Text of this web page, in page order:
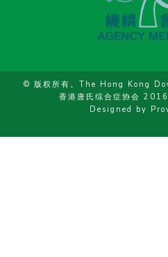
© 版权所有。The Hong Kong
香港唐氏综合症协会
Designed by